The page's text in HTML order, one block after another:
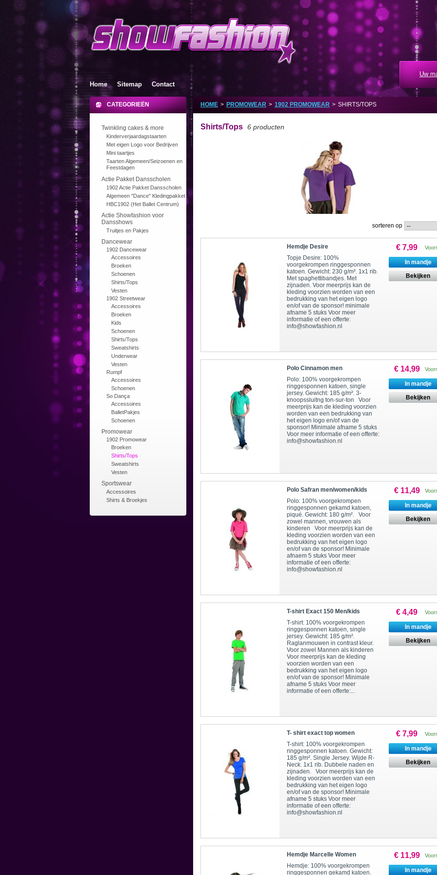
Home Sitemap Contact
Uw
CATEGORIEËN
Twinkling cakes & more
Kinderverjaardagstaarten
Met eigen Logo voor Bedrijven
Mini taartjes
Taarten Algemeen/Seizoenen en
Feestdagen
Actie Pakket Dansscholen
1902 Actie Pakket Dansscholen
Algemeen "Dance" Kledingpakket
HBC1902 (Het Ballet Centrum)
Actie Showfashion voor
Dansshows
Truitjes en Pakjes
Dancewear
1902 Dancewear
Accessoires
Broeken
Schoenen
Shirts/Tops
Vesten
1902 Streetwear
Accessoires
Broeken
Kids
Schoenen
Shirts/Tops
Sweatshirts
Underwear
Vesten
Rumpf
Accessoires
Schoenen
So Dança
Accessoires
BalletPakjes
Schoenen
Promowear
1902 Promowear
Broeken
Shirts/Tops
Sweatshirts
Vesten
Sportswear
Accessoires
Shirts & Broekjes
HOME > PROMOWEAR > 1902 PROMOWEAR > SHIRTS/TOPS
Shirts/Tops 6 producten
sorteren op
Hemdje Desire
Topje Desire: 100%
voorgekrompen ringgesponnen
katoen. Gewicht: 230 g/m². 1x1 rib.
Met spaghettibandjes. Met
zijnaden. Voor meerprijs kan de
kleding voorzien worden van een
bedrukking van het eigen logo
en/of van de sponsor! minimale
afname 5 stuks Voor meer
informatie of een offerte:
info@showfashion.nl
€ 7,99
In mandje
Bekijken
Polo Cinnamon men
Polo: 100% voorgekrompen
ringgesponnen katoen, single
jersey. Gewicht: 185 g/m². 3-
knoopssluitng ton-sur-ton Voor
meerprijs kan de kleding voorzien
worden van een bedrukking van
het eigen logo en/of van de
sponsor! Minimale afname 5 stuks
Voor meer informatie of een offerte:
info@showfashion.nl
€ 14,99
In mandje
Bekijken
Polo Safran men/women/kids
Polo: 100% voorgekrompen
ringgesponnen gekamd katoen,
piqué. Gewicht: 180 g/m². Voor
zowel mannen, vrouwen als
kinderen Voor meerprijs kan de
kleding voorzien worden van een
bedrukking van het eigen logo
en/of van de sponsor! Minimale
afnaem 5 stuks Voor meer
informatie of een offerte:
info@showfashion.nl
€ 11,49
In mandje
Bekijken
T-shirt Exact 150 Men/kids
T-shirt: 100% voorgekrompen
ringgesponnen katoen, single
jersey. Gewicht: 185 g/m².
Raglanmouwen in contrast kleur.
Voor zowel Mannen als kinderen
Voor meerprijs kan de kleding
voorzien worden van een
bedrukking van het eigen logo
en/of van de sponsor! Minimale
afname 5 stuks Voor meer
informatie of een offerte:...
€ 4,49
In mandje
Bekijken
T- shirt exact top women
T-shirt: 100% voorgekrompen
ringgesponnen katoen. Gewicht:
185 g/m². Single Jersey. Wijde R-
Neck. 1x1 rib. Dubbele naden en
zijnaden. Voor meerprijs kan de
kleding voorzien worden van een
bedrukking van het eigen logo
en/of van de sponsor! Minimale
afname 5 stuks Voor meer
informatie of een offerte:
info@showfashion.nl
€ 7,99
In mandje
Bekijken
Hemdje Marcelle Women
Hemdje: 100% voorgekrompen
ringgesponnen gekamd katoen.
€ 11,99
In mandje